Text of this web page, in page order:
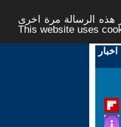
الرسالة مرة اخرى -
This website uses
اخبار